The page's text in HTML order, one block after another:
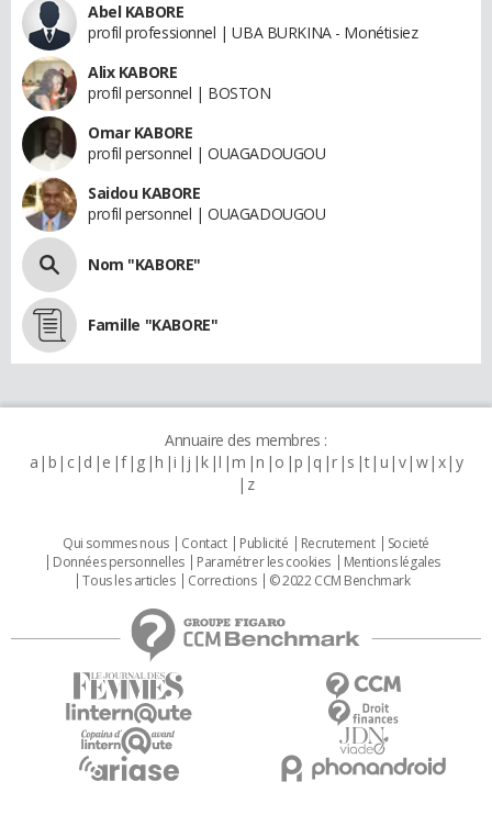
Abel KABORE
profil professionnel | UBA BURKINA - Monétisiez
Alix KABORE
profil personnel | BOSTON
Omar KABORE
profil personnel | OUAGADOUGOU
Saidou KABORE
profil personnel | OUAGADOUGOU
Nom "KABORE"
Famille "KABORE"
Annuaire des membres :
a b c d e f g h i j k l m n o p q r s t u v w x y
z
Qui sommes nous Contact Publicité Recrutement
Societé
Données personnelles
Paramétrer les cookies
Mentions légales
Tous les articles
Corrections © 2022 CCM Benchmark